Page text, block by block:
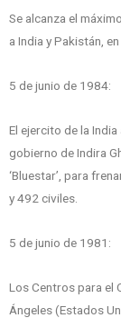
Se alcanza el
a India y Pakistán,
5 de junio de 1984:
El ejercito de la
gobierno de Indira
‘Bluestar’, para
y 492 civiles.
5 de junio de 1981:
Los Centros para el
Ángeles (Estados